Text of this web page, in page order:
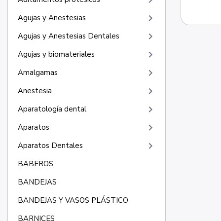
Agujas y Anestesias keyboard_arrow_right
Agujas y Anestesias Dentales keyboard_arrow_right
Agujas y biomateriales keyboard_arrow_right
Amalgamas keyboard_arrow_right
Anestesia keyboard_arrow_right
Aparatología dental keyboard_arrow_right
Aparatos keyboard_arrow_right
Aparatos Dentales keyboard_arrow_right
BABEROS
BANDEJAS
BANDEJAS Y VASOS PLÁSTICO
BARNICES